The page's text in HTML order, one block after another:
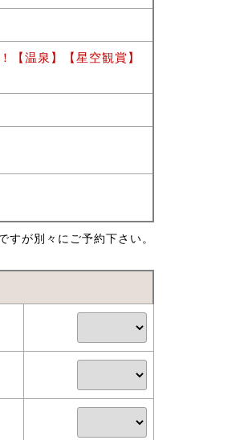
【温泉】【星空観賞】
が別々にご予約下さい。